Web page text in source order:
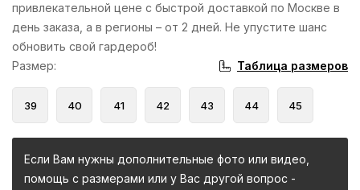
привлекательной цене с быстрой доставкой по Москве в
день заказа, а в регионы – от 2 дней. Не упустите шанс
обновить свой гардероб!
Размер: Таблица размеров
39 40 41 42 43 44 45
Если Вам нужны дополнительные фото или видео,
помощь с размерами или у Вас другой вопрос -